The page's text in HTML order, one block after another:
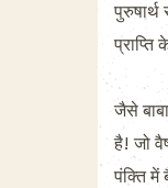
जैसे
है! जो
पंक्ति में